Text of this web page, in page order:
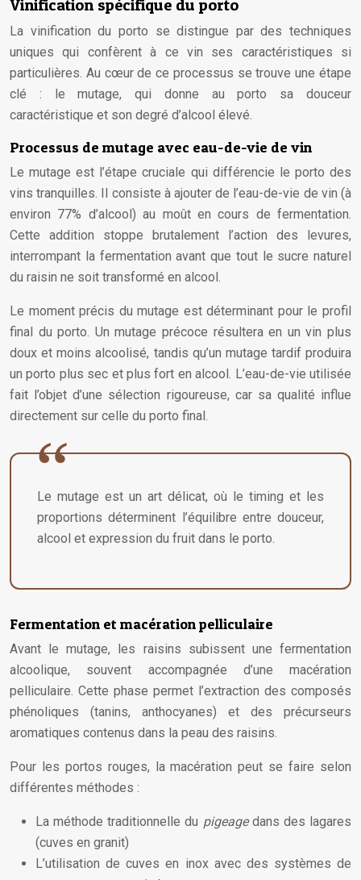
Vinification spécifique du porto
La vinification du porto se distingue par des techniques
uniques qui confèrent à ce vin ses caractéristiques si
particulières. Au cœur de ce processus se trouve une étape
clé : le mutage, qui donne au porto sa douceur
caractéristique et son degré d’alcool élevé.
Processus de mutage avec eau-de-vie de vin
Le mutage est l’étape cruciale qui différencie le porto des
vins tranquilles. Il consiste à ajouter de l’eau-de-vie de vin (à
environ 77% d’alcool) au moût en cours de fermentation.
Cette addition stoppe brutalement l’action des levures,
interrompant la fermentation avant que tout le sucre naturel
du raisin ne soit transformé en alcool.
Le moment précis du mutage est déterminant pour le profil
final du porto. Un mutage précoce résultera en un vin plus
doux et moins alcoolisé, tandis qu’un mutage tardif produira
un porto plus sec et plus fort en alcool. L’eau-de-vie utilisée
fait l’objet d’une sélection rigoureuse, car sa qualité influe
directement sur celle du porto final.
Le mutage est un art délicat, où le timing et les
proportions déterminent l’équilibre entre douceur,
alcool et expression du fruit dans le porto.
Fermentation et macération pelliculaire
Avant le mutage, les raisins subissent une fermentation
alcoolique, souvent accompagnée d’une macération
pelliculaire. Cette phase permet l’extraction des composés
phénoliques (tanins, anthocyanes) et des précurseurs
aromatiques contenus dans la peau des raisins.
Pour les portos rouges, la macération peut se faire selon
différentes méthodes :
La méthode traditionnelle du pigeagedans des lagares
(cuves en granit)
L’utilisation de cuves en inox avec des systèmes de